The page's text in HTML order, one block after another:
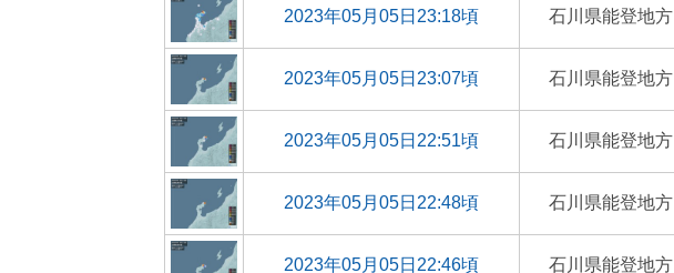
2023年05月05日23:18頃 石川県能登地方
2023年05月05日23:07頃 石川県能登地方
2023年05月05日22:51頃 石川県能登地方
2023年05月05日22:48頃 石川県能登地方
2023年05月05日22:46頃 石川県能登地方